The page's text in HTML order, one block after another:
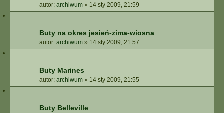
autor: archiwum » 14 sty 2009, 21:59
Buty na okres jesień-zima-wiosna
autor: archiwum » 14 sty 2009, 21:57
Buty Marines
autor: archiwum » 14 sty 2009, 21:55
Buty Belleville